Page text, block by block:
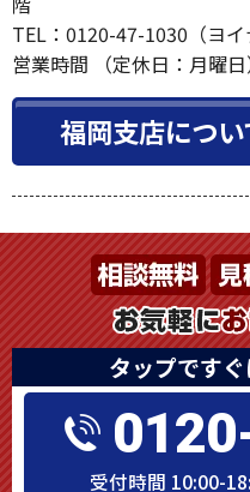
TEL：0120-47-1030（ヨイ
営業時間 （定休日：月曜日
福岡支店につ
タップです
受付時間 10:00-